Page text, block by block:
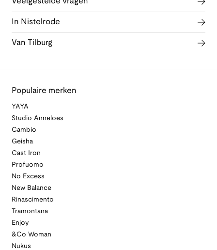
In Nistelrode
Van Tilburg
Populaire merken
YAYA
Studio Anneloes
Cambio
Geisha
Cast Iron
Profuomo
No Excess
New Balance
Rinascimento
Tramontana
Enjoy
&Co Woman
Nukus